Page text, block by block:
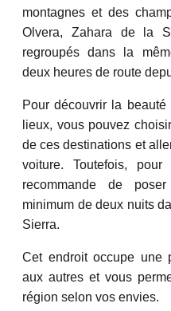
montagnes et des
Olvera, Zahara de la
regroupés dans la
deux heures de route
Pour découvrir la
lieux, vous pouvez
de ces destinations et
voiture. Toutefois,
recommande de
minimum de deux nuits
Sierra.
Cet endroit occupe une
aux autres et vous
région selon vos envies.